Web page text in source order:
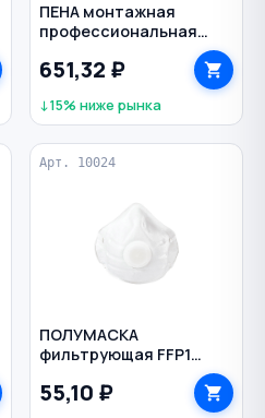
ПЕНА монтажная
профессиональная
1000 мл огнестойкая
MARCON
651,32 ₽
↓15% ниже рынка
Арт. 10024
ПОЛУМАСКА
фильтрующая FFP1
формованная с
клапаном 1ФК ИСТОК
55,10 ₽